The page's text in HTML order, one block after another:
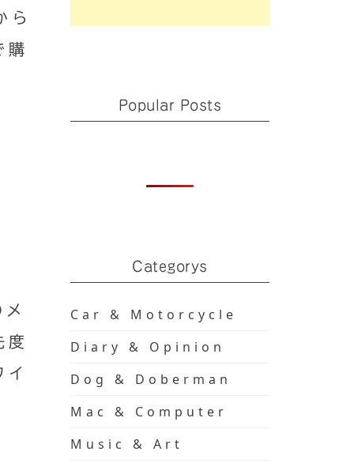
ら
購
度
Popular Posts
Categorys
Car & Motorcycle
Diary & Opinion
Dog & Doberman
Mac & Computer
Music & Art